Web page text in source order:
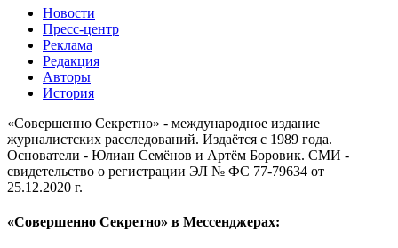
Новости
Пресс-центр
Реклама
Редакция
Авторы
История
«Совершенно Секретно» - международное издание
журналистских расследований. Издаётся с 1989 года.
Основатели - Юлиан Семёнов и Артём Боровик. CМИ -
свидетельство о регистрации ЭЛ № ФС 77-79634 от
25.12.2020 г.
«Совершенно Секретно» в Мессенджерах: